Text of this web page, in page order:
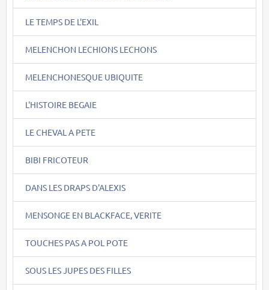
LE TEMPS DE L'EXIL
MELENCHON LECHIONS LECHONS
MELENCHONESQUE UBIQUITE
L'HISTOIRE BEGAIE
LE CHEVAL A PETE
BIBI FRICOTEUR
DANS LES DRAPS D'ALEXIS
MENSONGE EN BLACKFACE, VERITE
TOUCHES PAS A POL POTE
SOUS LES JUPES DES FILLES